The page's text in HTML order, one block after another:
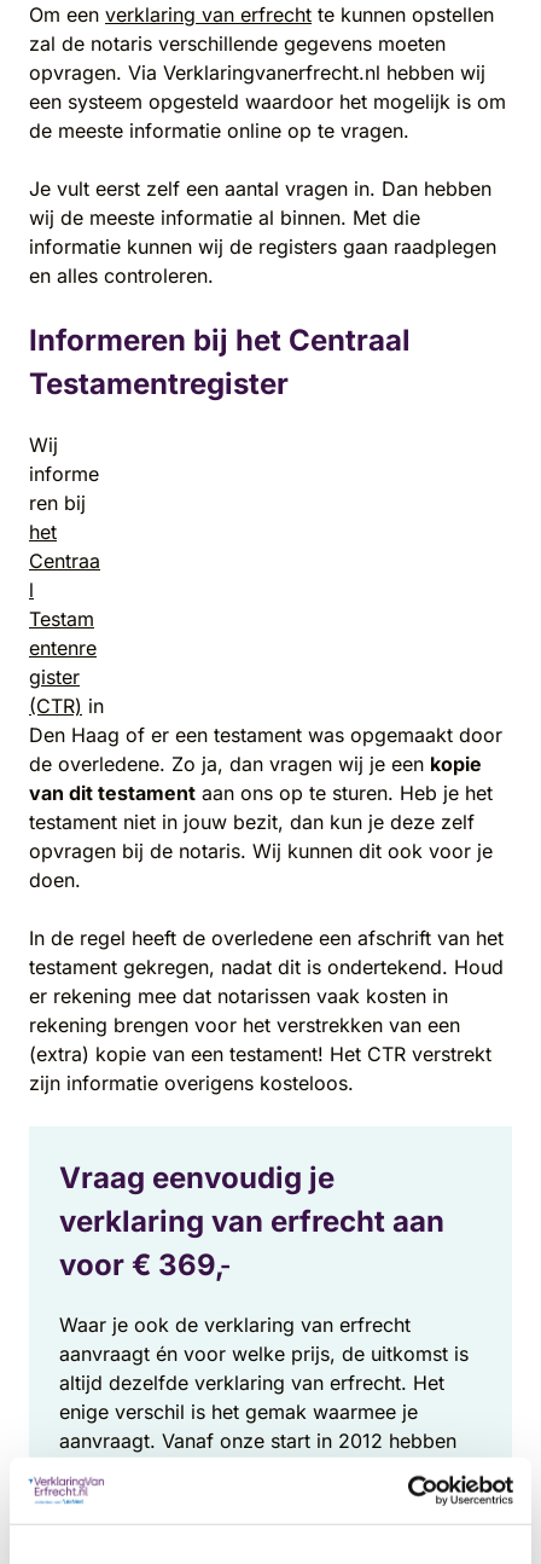
Om een verklaring van erfrecht te kunnen opstellen
zal de notaris verschillende gegevens moeten
opvragen. Via Verklaringvanerfrecht.nl hebben wij
een systeem opgesteld waardoor het mogelijk is om
de meeste informatie online op te vragen.
Je vult eerst zelf een aantal vragen in. Dan hebben
wij de meeste informatie al binnen. Met die
informatie kunnen wij de registers gaan raadplegen
en alles controleren.
Informeren bij het Centraal
Testamentregister
Wij
informe
ren bij
het
Centraa
l
Testam
entenre
gister
(CTR) in
Den Haag of er een testament was opgemaakt door
de overledene. Zo ja, dan vragen wij je een kopie
van dit testament aan ons op te sturen. Heb je het
testament niet in jouw bezit, dan kun je deze zelf
opvragen bij de notaris. Wij kunnen dit ook voor je
doen.
In de regel heeft de overledene een afschrift van het
testament gekregen, nadat dit is ondertekend. Houd
er rekening mee dat notarissen vaak kosten in
rekening brengen voor het verstrekken van een
(extra) kopie van een testament! Het CTR verstrekt
zijn informatie overigens kosteloos.
Vraag eenvoudig je
verklaring van erfrecht aan
voor € 369,-
Waar je ook de verklaring van erfrecht
aanvraagt én voor welke prijs, de uitkomst is
altijd dezelfde verklaring van erfrecht. Het
enige verschil is het gemak waarmee je
aanvraagt. Vanaf onze start in 2012 hebben
wij onze online service doorlopend verbeterd
waardoor we met afstand de snelste en
makkelijkste service garanderen tegen de